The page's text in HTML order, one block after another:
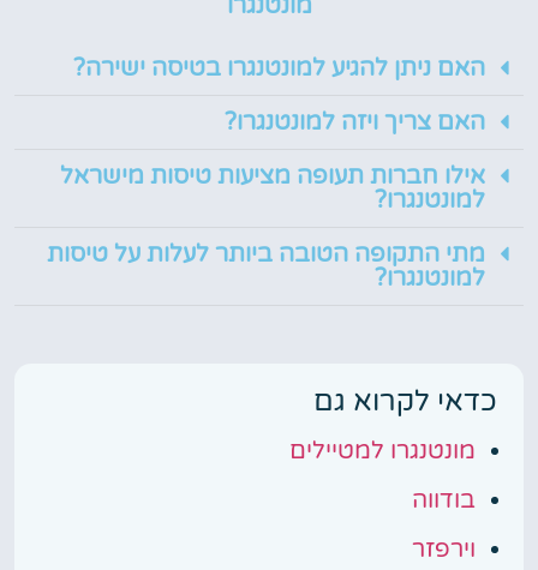
מונטנגרו
האם ניתן להגיע למונטנגרו בטיסה ישירה?
האם צריך ויזה למונטנגרו?
אילו חברות תעופה מציעות טיסות מישראל
למונטנגרו?
מתי התקופה הטובה ביותר לעלות על טיסות
למונטנגרו?
כדאי לקרוא גם
מונטנגרו למטיילים
בודווה
וירפזר